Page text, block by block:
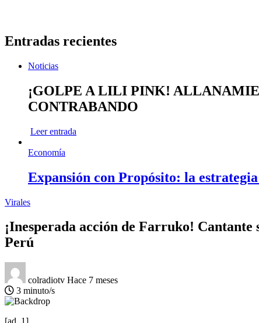
Entradas recientes
Noticias
¡GOLPE A LILI PINK!
CONTRABANDO
Leer entrada
Economía
Expansión con Propósito: la
Virales
¡Inesperada acción de Farruko!
Perú
colradiotv Hace 7 meses
3 minuto/s